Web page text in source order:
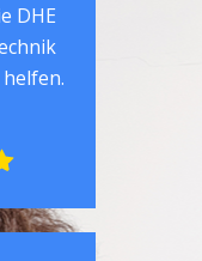
DHE